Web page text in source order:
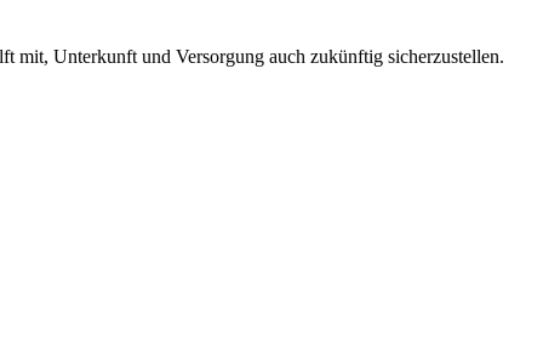
mit, Unterkunft und Versorgung auch zukünftig sicherzustellen.